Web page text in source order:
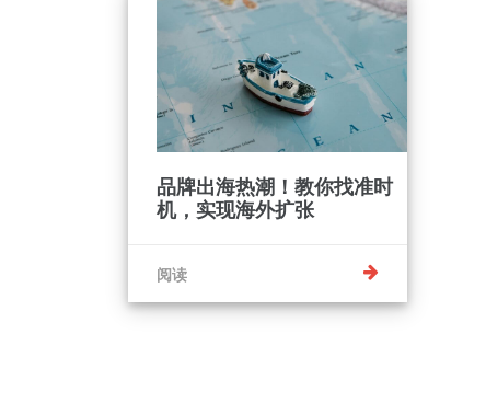
品牌出海热潮！教你找准时
机，实现海外扩张
阅读